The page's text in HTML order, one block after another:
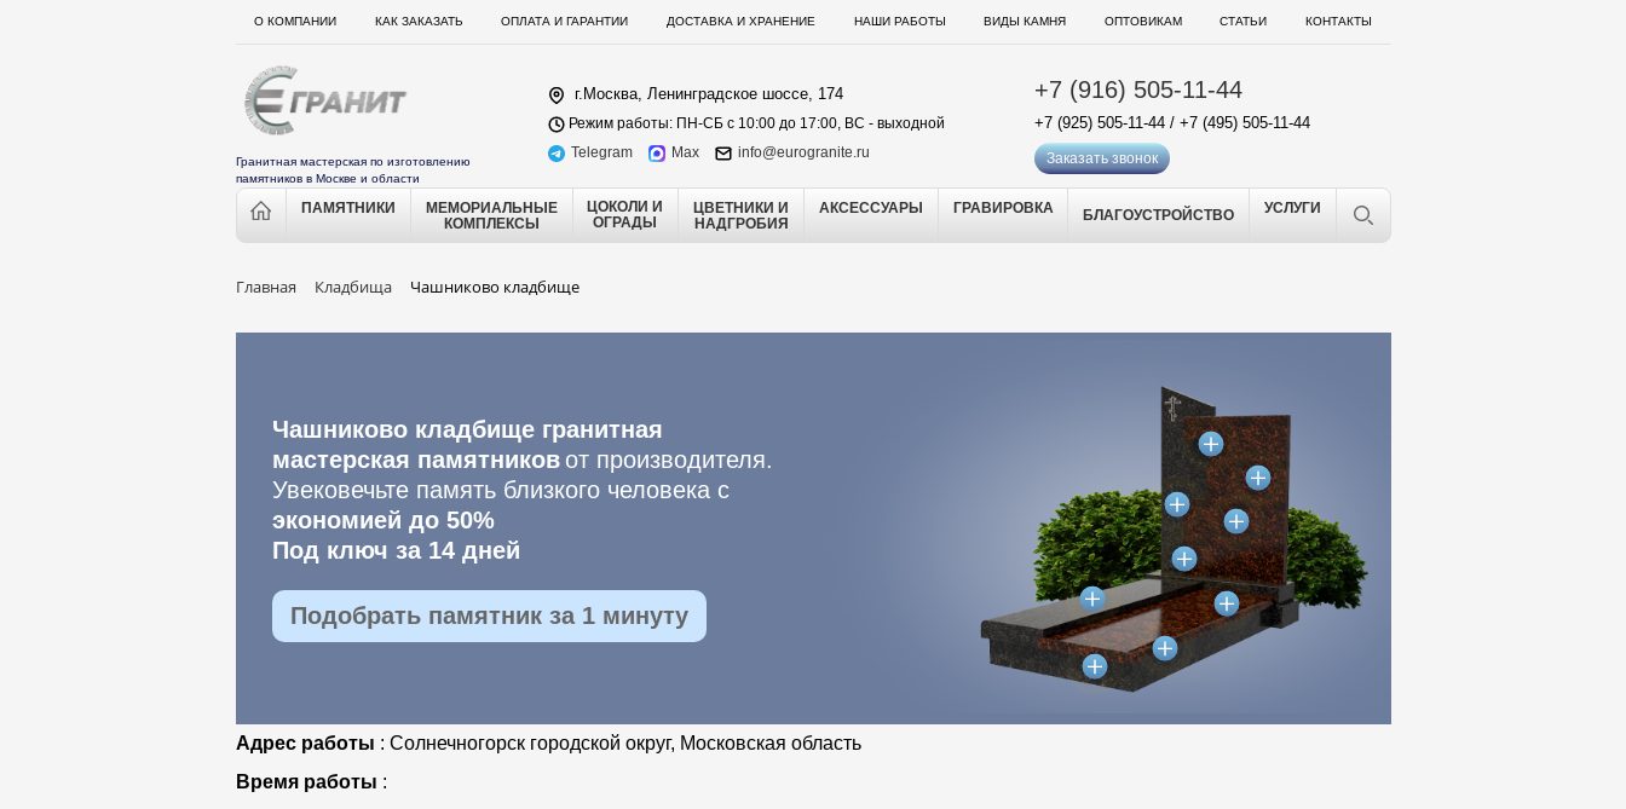
О КОМПАНИИ КАК ЗАКАЗАТЬ ОПЛАТА И ГАРАНТИИ ДОСТАВКА И ХРАНЕНИЕ НАШИ РАБОТЫ ВИДЫ КАМНЯ ОПТОВИКАМ СТАТЬИ КОНТАКТЫ
Гранитная мастерская по изготовлению
памятников в Москве и области
г.Москва, Ленинградское шоссе, 174
Режим работы: ПН-СБ с 10:00 до 17:00, ВС - выходной
Telegram
Max info@eurogranite.ru
+7 (916) 505-11-44
+7 (925) 505-11-44 / +7 (495) 505-11-44
Заказать звонок
ПАМЯТНИКИ
МЕМОРИАЛЬНЫЕ
КОМПЛЕКСЫ
ЦОКОЛИ И
ОГРАДЫ
ЦВЕТНИКИ И
НАДГРОБИЯ
АКСЕССУАРЫ ГРАВИРОВКА БЛАГОУСТРОЙСТВО УСЛУГИ
Главная Кладбища Чашниково кладбище
Чашниково кладбище гранитная
мастерская памятников от производителя.
Увековечьте память близкого человека с
экономией до 50%
Под ключ за 14 дней
Подобрать памятник за 1 минуту
Адрес работы : Солнечногорск городской округ, Московская область
Время работы :